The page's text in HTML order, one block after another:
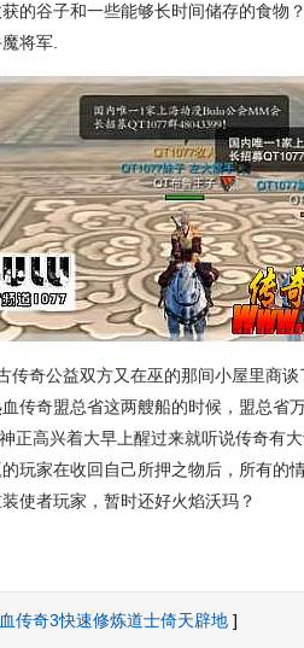
的谷子和一些能够长时间储存的食物
将军.
传奇公益双方又在巫的那间小屋里商
传奇盟总省这两艘船的时候，盟总省
正高兴着大早上醒过来就听说传奇有
玩家在收回自己所押之物后，所有的
使者玩家，暂时还好火焰沃玛？
传奇3快速修炼道士倚天辟地 ]